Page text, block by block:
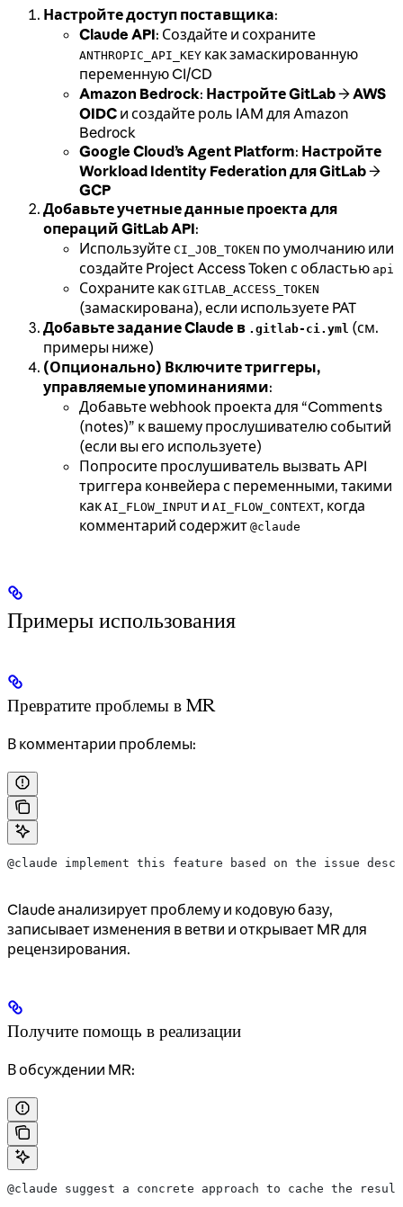
Настройте доступ поставщика:
Claude API: Создайте и сохраните
ANTHROPIC_API_KEY как замаскированную
переменную CI/CD
Amazon Bedrock: Настройте GitLab→AWS
OIDC и создайте роль IAM для Amazon
Bedrock
Google Cloud’s Agent Platform: Настройте
Workload Identity Federation для GitLab→
GCP
Добавьте учетные данные проекта для
операций GitLab API:
Используйте CI_JOB_TOKEN по умолчанию или
создайте Project Access Token с областью api
Сохраните как GITLAB_ACCESS_TOKEN
(замаскирована), если используете PAT
Добавьте задание Claude в .gitlab-ci.yml (см.
примеры ниже)
(Опционально) Включите триггеры,
управляемые упоминаниями:
Добавьте webhook проекта для “Comments
(notes)” к вашему прослушивателю событий
(если вы его используете)
Попросите прослушиватель вызвать API
триггера конвейера с переменными, такими
как AI_FLOW_INPUT и AI_FLOW_CONTEXT, когда
комментарий содержит @claude
Примеры использования
Превратите проблемы в MR
В комментарии проблемы:
@claude implement this feature based on the issue
Claude анализирует проблему и кодовую базу,
записывает изменения в ветви и открывает MR для
рецензирования.
Получите помощь в реализации
В обсуждении MR:
@claude suggest a concrete approach to cache the